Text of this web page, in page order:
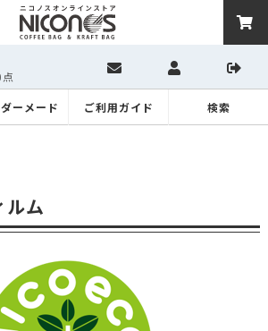
ーメード ご利用ガイド 検索
ルム